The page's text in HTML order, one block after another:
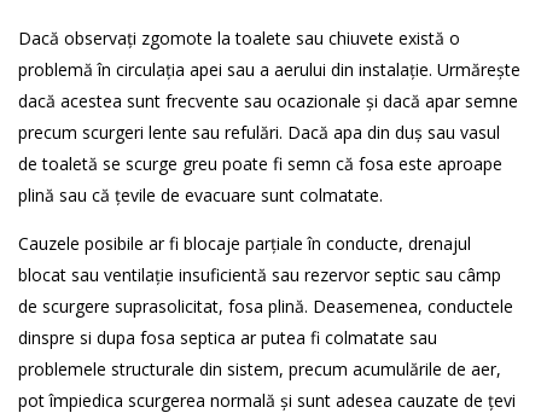
Dacă observați zgomote la toalete sau chiuvete există o
problemă în circulația apei sau a aerului din instalație. Urmărește
dacă acestea sunt frecvente sau ocazionale și dacă apar semne
precum scurgeri lente sau refulări. Dacă apa din duș sau vasul
de toaletă se scurge greu poate fi semn că fosa este aproape
plină sau că țevile de evacuare sunt colmatate.
Cauzele posibile ar fi blocaje parțiale în conducte, drenajul
blocat sau ventilație insuficientă sau rezervor septic sau câmp
de scurgere suprasolicitat, fosa plină. Deasemenea, conductele
dinspre si dupa fosa septica ar putea fi colmatate sau
problemele structurale din sistem, precum acumulările de aer,
pot împiedica scurgerea normală și sunt adesea cauzate de țevi